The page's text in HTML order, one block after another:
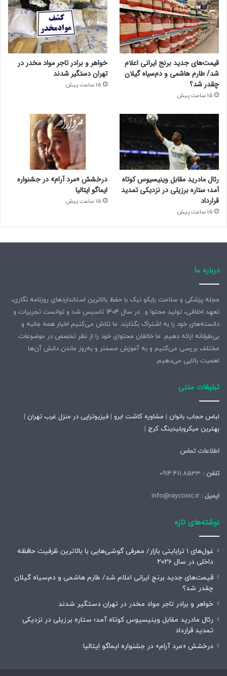
قیمت‌های جدید برنج ایرانی اعلام
شد/ طارم هاشمی و دم‌سیاه گیلان
چقدر شد؟
15 ساعت پیش
خواهر و برادر تاجر مواد مخدر در
تهران دستگیر شدند
15 ساعت پیش
رئال مادرید مقابل وینیسیوس کوتاه
آمد؛ ستاره برزیلی در نزدیکی تمدید
قرارداد
15 ساعت پیش
درخشش «مرد آرام» در جشنواره
ایماگو ایتالیا
15 ساعت پیش
درباره ما
مجله پزشکی و سلامت رایکو نیک با حفظ بالاترین استانداردهای روزنامه نگاری،
تعهد اخلاقی، تولید محتوا و.. در سال ۱۴۰۴ تاسیس شد و توانست تجربیات و
دانسته‌های خود را به اشتراک بگذارند. ما تلاش می‌کنیم اخبار همه جانبه و
بی‌طرفانه ارائه دهیم. ما خالقان محتوای خود را از نظر تخصص در موضوعات
مختلف بررسی می‌کنیم و به آموزش مسمتر و به‌روز ماندن دانش آن‌ها
اهمیت بالایی می‌دهیم.
تبلیغات متنی
لباس حجاب بانوان | مشاوره کاشت ابرو | فیزیوتراپی در منزل غرب تهران |
بهترین میکروبلیدینگ کرج |
اطلاعات تماس
تلفن :
ایمیل :
نوشته‌های تازه
غول‌های ۱ ترابایتی بازار/ معرفی گوشی‌هایی با بالاترین ظرفیت حافظه
داخلی در سال ۲۰۲۶
قیمت‌های جدید برنج ایرانی اعلام شد/ طارم هاشمی و دم‌سیاه گیلان
چقدر شد؟
خواهر و برادر تاجر مواد مخدر در تهران دستگیر شدند
رئال مادرید مقابل وینیسیوس کوتاه آمد؛ ستاره برزیلی در نزدیکی
تمدید قرارداد
درخشش «مرد آرام» در جشنواره ایماگو ایتالیا